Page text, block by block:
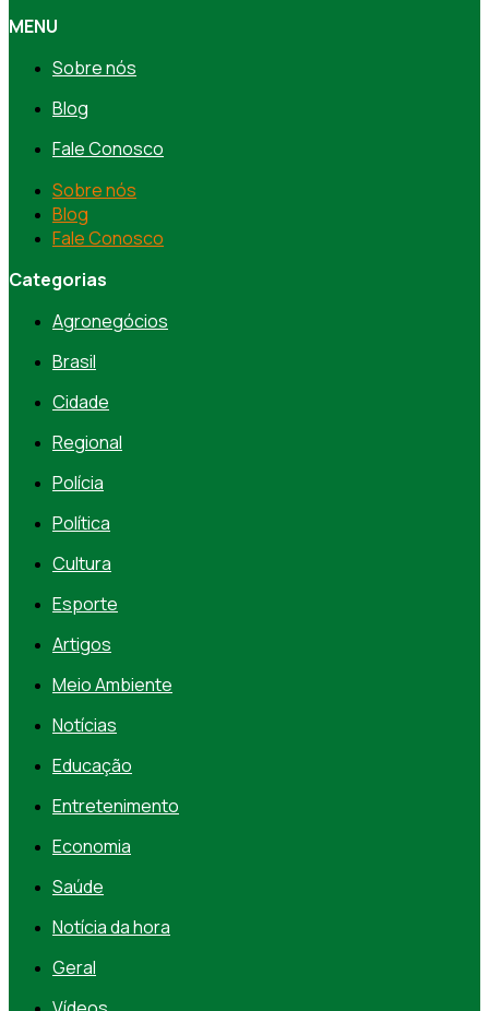
MENU
Sobre nós
Blog
Fale Conosco
Sobre nós
Blog
Fale Conosco
Categorias
Agronegócios
Brasil
Cidade
Regional
Polícia
Política
Cultura
Esporte
Artigos
Meio Ambiente
Notícias
Educação
Entretenimento
Economia
Saúde
Notícia da hora
Geral